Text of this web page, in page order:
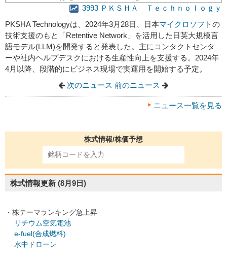
3993 ＰＫＳＨＡ Ｔｅｃｈｎｏｌｏｇｙ
PKSHA Technologyは、2024年3月28日、日本マイクロソフトの
技術支援のもと「Retentive Network」を活用した日英大規模言
語モデル(LLM)を開発すると発表した。主にコンタクトセンタ
ーや社内ヘルプデスクにおける生産性向上を支援する。2024年
4月以降、段階的にビジネス現場で実運用を開始する予定。
次のニュース 前のニュース
ニュース一覧を見る
株式情報/株価予想
株式情報更新 (8月9日)
・株テーマランキング急上昇
リチウム空気電池
e-fuel(合成燃料)
水中ドローン